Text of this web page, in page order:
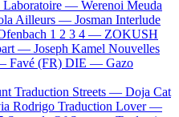
Laboratoire — Werenoi Meuda
Ailleurs — Josman Interlude
1 2 3 4 — ZOKUSH
— Joseph Kamel Nouvelles
Favé (FR) DIE — Gazo
Traduction Streets — Doja Cat
Rodrigo Traduction Lover —